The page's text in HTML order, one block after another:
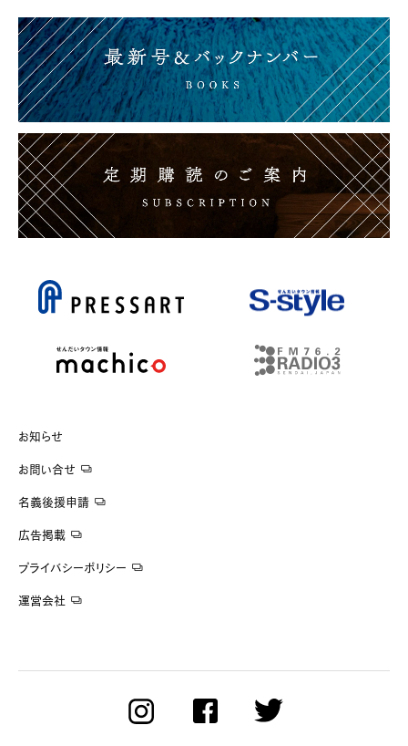
お知らせ
お問い合せ
名義後援申請
広告掲載
プライバシーポリシー
運営会社